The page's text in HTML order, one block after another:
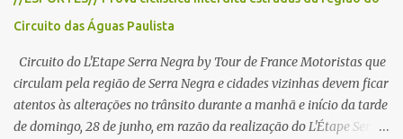
Circuito das Águas Paulista
Circuito do L'Etape Serra Negra by Tour de France Motoristas que
circulam pela região de Serra Negra e cidades vizinhas devem ficar
atentos às alterações no trânsito durante a manhã e início da tarde
de domingo, 28 de junho, em razão da realização do L'Étape Serra